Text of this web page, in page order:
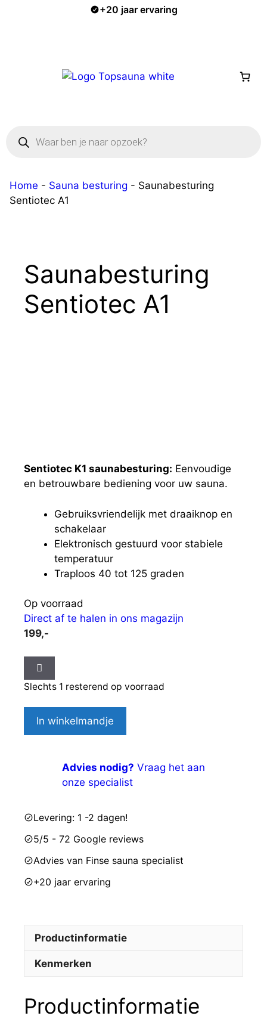
+20 jaar ervaring
zoeken
Home - Sauna besturing - Saunabesturing
Sentiotec A1
Saunabesturing
Sentiotec A1
Sentiotec K1 saunabesturing: Eenvoudige
en betrouwbare bediening voor uw sauna.
Gebruiksvriendelijk met draaiknop en
schakelaar
Elektronisch gestuurd voor stabiele
temperatuur
Traploos 40 tot 125 graden
Op voorraad
Direct af te halen in ons magazijn
199,-
Slechts 1 resterend op voorraad
Saunabesturing
In winkelmandje
Advies nodig? Vraag het aan
onze specialist
Levering: 1 -2 dagen!
5/5 - 72 Google reviews
Advies van Finse sauna specialist
+20 jaar ervaring
Productinformatie
Kenmerken
Productinformatie